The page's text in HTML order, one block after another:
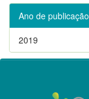
Ano de publicação
2019